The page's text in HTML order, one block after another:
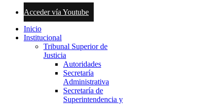
Acceder vía Youtube
Inicio
Institucional
Tribunal Superior de
Justicia
Autoridades
Secretaría
Administrativa
Secretaría de
Superintendencia y